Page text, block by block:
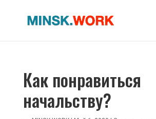
Как понравиться
начальству?